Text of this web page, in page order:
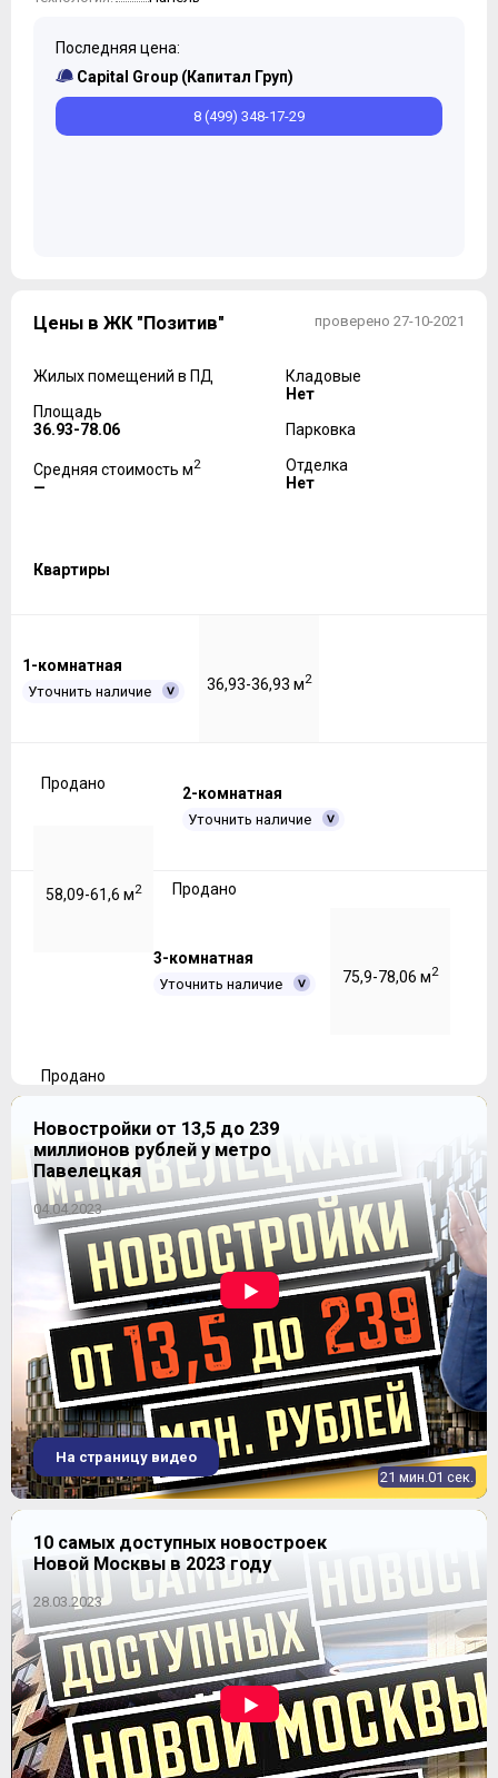
Последняя цена:
Capital Group (Капитал Груп)
8 (499) 348-17-29
проверено 27-10-2021
Цены в ЖК "Позитив"
Жилых помещений в ПД
Площадь
36.93-78.06
Средняя стоимость м2
—
Кладовые
Нет
Парковка
Отделка
Нет
Квартиры
1-комнатная
Уточнить наличие 36,93-36,93 м2
Продано
2-комнатная
Уточнить наличие
58,09-61,6 м2 Продано
3-комнатная
Уточнить наличие 75,9-78,06 м2
Продано
ЖК "Позитив"
Новостройки от 13,5 до 239
миллионов рублей у метро
Павелецкая
04.04.2023
21 мин.01 сек.
На страницу видео
10 самых доступных новостроек
Новой Москвы в 2023 году
28.03.2023